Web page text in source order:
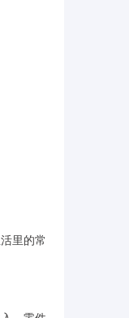
里的常